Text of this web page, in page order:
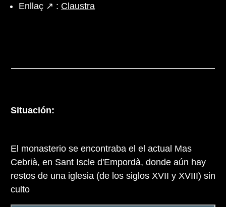
Enllaç ↗ : Claustra
Situación:
El monasterio se encontraba el el actual Mas
Cebrià, en Sant Iscle d'Empordà, donde aún hay
restos de una iglesia (de los siglos XVII y XVIII) sin
culto